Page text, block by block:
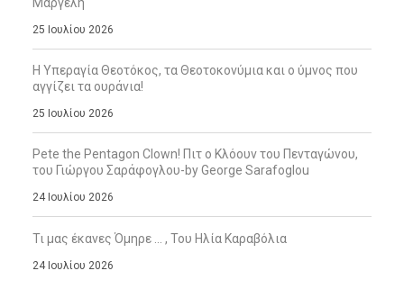
25 Ιουλίου 2026
Η Υπεραγία Θεοτόκος, τα Θεοτοκονύμια και ο ύμνος που
αγγίζει τα ουράνια!
25 Ιουλίου 2026
Pete the Pentagon Clown! Πιτ ο Κλόουν του Πενταγώνου,
του Γιώργου Σαράφογλου-by George Sarafoglou
24 Ιουλίου 2026
Τι μας έκανες Όμηρε … , Του Ηλία Καραβόλια
24 Ιουλίου 2026